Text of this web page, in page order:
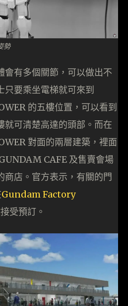
勢
會有多個關節，可以做出不
只要乘坐電梯就可來到
的五樓位置，可以看到
就可清楚高達的頭部。而在
對面的兩層建築，裡面
CAFE 及售賣會場
商店。官方表示，有關的門
Gundam Factory
接受預訂。